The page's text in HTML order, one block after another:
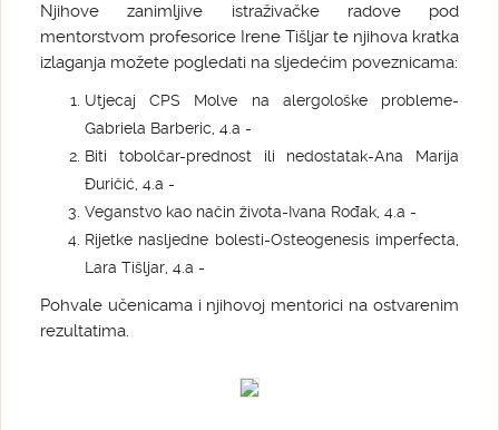
Njihove zanimljive istraživačke radove pod
mentorstvom profesorice Irene Tišljar te njihova kratka
izlaganja možete pogledati na sljedećim poveznicama:
Utjecaj CPS Molve na alergološke probleme-
Gabriela Barberic, 4.a -
Biti tobolčar-prednost ili nedostatak-Ana Marija
Đuričić, 4.a -
Veganstvo kao način života-Ivana Rođak, 4.a -
Rijetke nasljedne bolesti-Osteogenesis imperfecta,
Lara Tišljar, 4.a -
Pohvale učenicama i njihovoj mentorici na ostvarenim
rezultatima.